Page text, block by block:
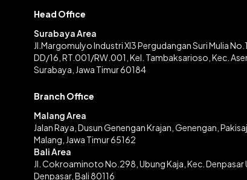
Head Office
Surabaya Area
Jl.Margomulyo Industri XI3 Pergudangan Suri Mulia
DD/16, RT.001/RW.001, Kel. Tambaksarioso, Kec.
Surabaya, Jawa Timur 60184
Branch Office
Malang Area
Jalan Raya, Dusun Genengan Krajan, Genengan,
Malang, Jawa Timur 65162
Bali Area
Jl. Cokroaminoto No.298, Ubung Kaja, Kec. Denpasar
Denpasar, Bali 80116